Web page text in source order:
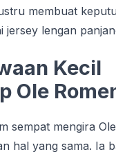
membuat
jersey lengan
Kecil
Ole
sempat mengira
hal yang sama. Ia